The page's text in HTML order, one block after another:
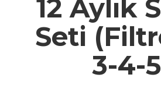
12 Aylık
Seti
3-4-